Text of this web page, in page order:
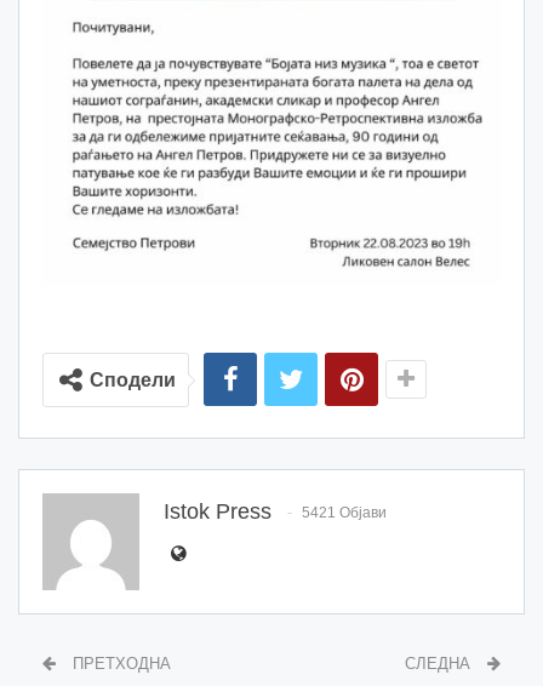
Сподели
Istok Press 5421 Објави
ПРЕТХОДНА СЛЕДНА